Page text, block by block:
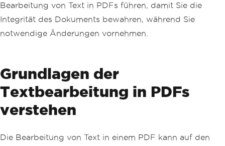
Bearbeitung von Text in PDFs führen, damit Sie die
Integrität des Dokuments bewahren, während Sie
notwendige Änderungen vornehmen.
Grundlagen der
Textbearbeitung in PDFs
verstehen
Die Bearbeitung von Text in einem PDF kann auf den